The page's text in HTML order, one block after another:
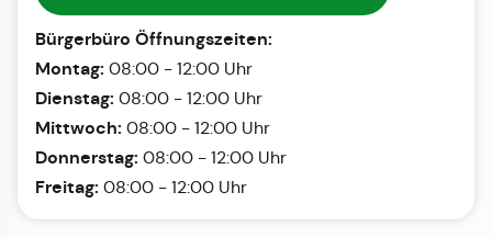
Bürgerbüro Öffnungszeiten:
Montag: 08:00 - 12:00 Uhr
Dienstag: 08:00 - 12:00 Uhr
Mittwoch: 08:00 - 12:00 Uhr
Donnerstag: 08:00 - 12:00 Uhr
Freitag: 08:00 - 12:00 Uhr